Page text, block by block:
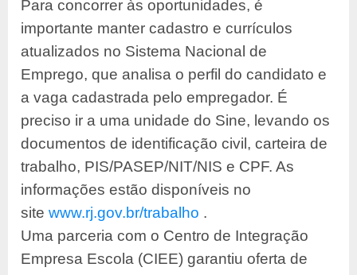
Para concorrer às oportunidades, é
importante manter cadastro e currículos
atualizados no Sistema Nacional de
Emprego, que analisa o perfil do candidato e
a vaga cadastrada pelo empregador. É
preciso ir a uma unidade do Sine, levando os
documentos de identificação civil, carteira de
trabalho, PIS/PASEP/NIT/NIS e CPF. As
informações estão disponíveis no
site www.rj.gov.br/trabalho .
Uma parceria com o Centro de Integração
Empresa Escola (CIEE) garantiu oferta de